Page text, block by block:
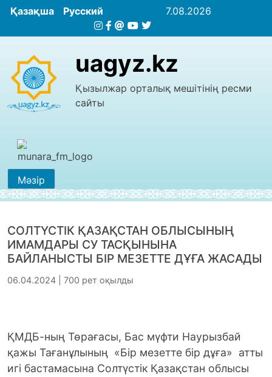
Қазақша Русский 7.08.2026
uagyz.kz
Қызылжар орталық мешітінің ресми
сайты
Мәзір
СОЛТҮСТІК ҚАЗАҚСТАН ОБЛЫСЫНЫҢ
ИМАМДАРЫ СУ ТАСҚЫНЫНА
БАЙЛАНЫСТЫ БІР МЕЗЕТТЕ ДҰҒА ЖАСАДЫ
06.04.2024 | 700 рет оқылды
ҚМДБ-ның Төрағасы, Бас мүфти Наурызбай
қажы Тағанұлының «Бір мезетте бір дұға» атты
игі бастамасына Солтүстік Қазақстан облысы